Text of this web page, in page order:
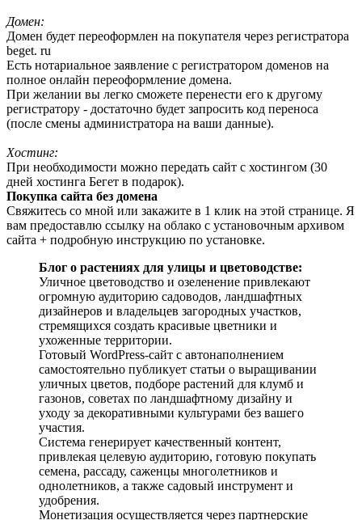
Домен:
Домен будет переоформлен на покупателя через регистратора
beget. ru
Есть нотариальное заявление с регистратором доменов на
полное онлайн переоформление домена.
При желании вы легко сможете перенести его к другому
регистратору - достаточно будет запросить код переноса
(после смены администратора на ваши данные).
Хостинг:
При необходимости можно передать сайт с хостингом (30
дней хостинга Бегет в подарок).
Покупка сайта без домена
Свяжитесь со мной или закажите в 1 клик на этой странице. Я
вам предоставлю ссылку на облако с установочным архивом
сайта + подробную инструкцию по установке.
Блог о растениях для улицы и цветоводстве:
Уличное цветоводство и озеленение привлекают
огромную аудиторию садоводов, ландшафтных
дизайнеров и владельцев загородных участков,
стремящихся создать красивые цветники и
ухоженные территории.
Готовый WordPress-сайт с автонаполнением
самостоятельно публикует статьи о выращивании
уличных цветов, подборе растений для клумб и
газонов, советах по ландшафтному дизайну и
уходу за декоративными культурами без вашего
участия.
Система генерирует качественный контент,
привлекая целевую аудиторию, готовую покупать
семена, рассаду, саженцы многолетников и
однолетников, а также садовый инструмент и
удобрения.
Монетизация осуществляется через партнерские